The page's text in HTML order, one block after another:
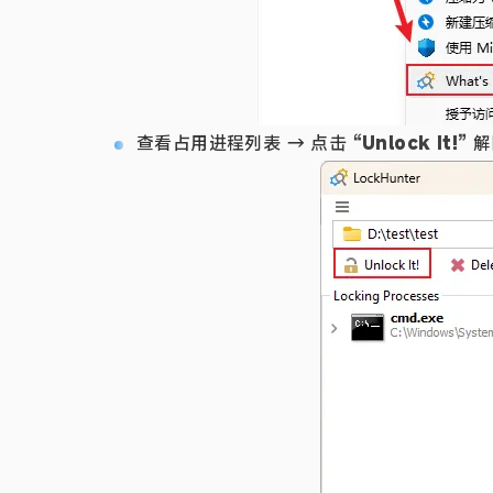
查看占用进程列表 → 点击 “Unlock It!”